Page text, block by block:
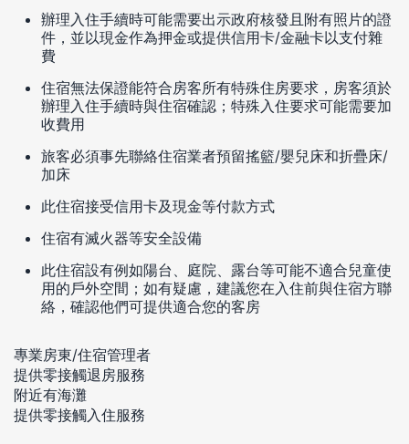
辦理入住手續時可能需要出示政府核發且附有照片的證
件，並以現金作為押金或提供信用卡/金融卡以支付雜
費
住宿無法保證能符合房客所有特殊住房要求，房客須於
辦理入住手續時與住宿確認；特殊入住要求可能需要加
收費用
旅客必須事先聯絡住宿業者預留搖籃/嬰兒床和折疊床/
加床
此住宿接受信用卡及現金等付款方式
住宿有滅火器等安全設備
此住宿設有例如陽台、庭院、露台等可能不適合兒童使
用的戶外空間；如有疑慮，建議您在入住前與住宿方聯
絡，確認他們可提供適合您的客房
專業房東/住宿管理者
提供零接觸退房服務
附近有海灘
提供零接觸入住服務